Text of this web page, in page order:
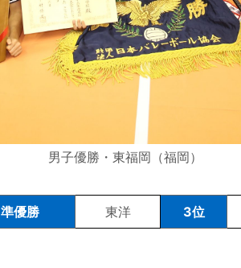
男子優勝・東福岡（福岡）
準優勝 東洋 3位